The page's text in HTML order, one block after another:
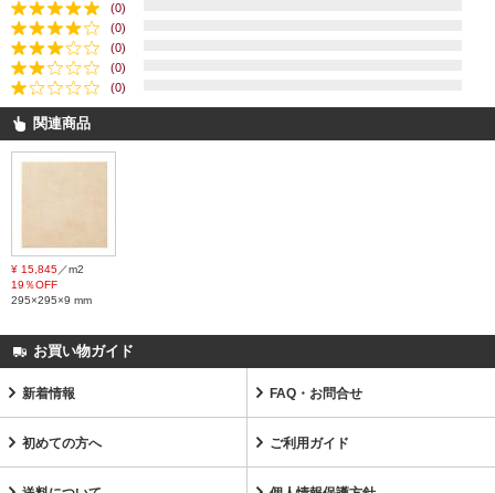
(0)
(0)
(0)
(0)
(0)
関連商品
¥ 15,845 ／m2
19％OFF
295×295×9 mm
お買い物ガイド
新着情報 FAQ・お問合せ
初めての方へ ご利用ガイド